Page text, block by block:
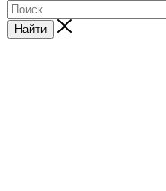
Найти